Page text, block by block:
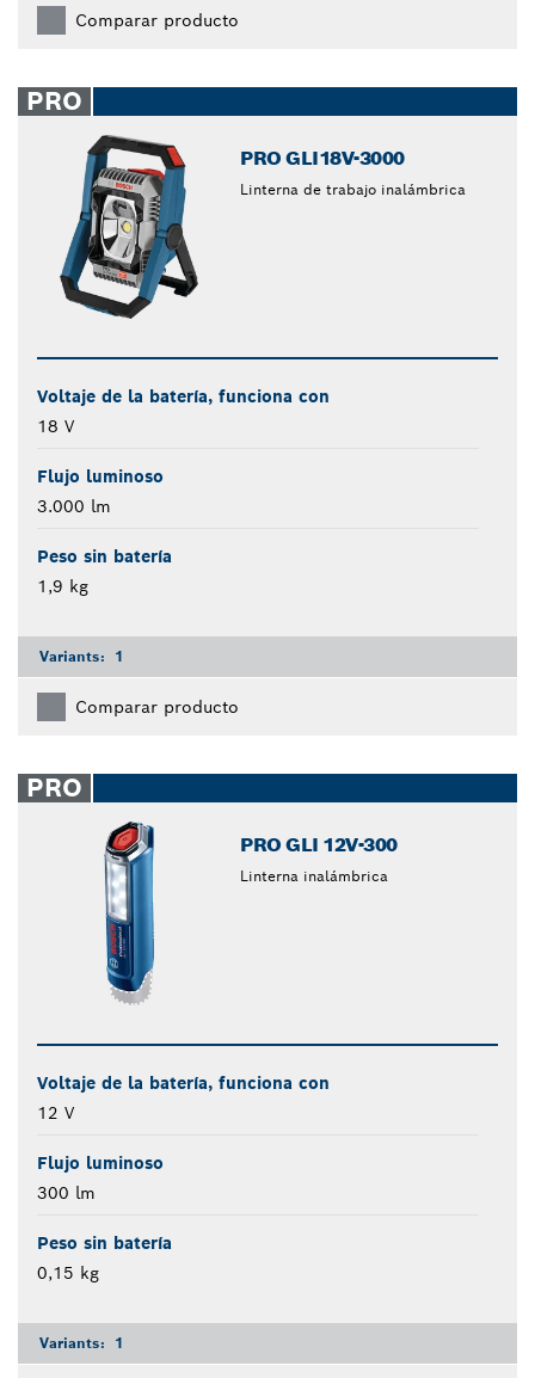
Comparar producto
PRO
PRO GLI18V-3000
Linterna de trabajo inalámbrica
Voltaje de la batería, funciona con
18 V
Flujo luminoso
3.000 lm
Peso sin batería
1,9 kg
Variants: 1
Comparar producto
PRO
PRO GLI 12V-300
Linterna inalámbrica
Voltaje de la batería, funciona con
12 V
Flujo luminoso
300 lm
Peso sin batería
0,15 kg
Variants: 1